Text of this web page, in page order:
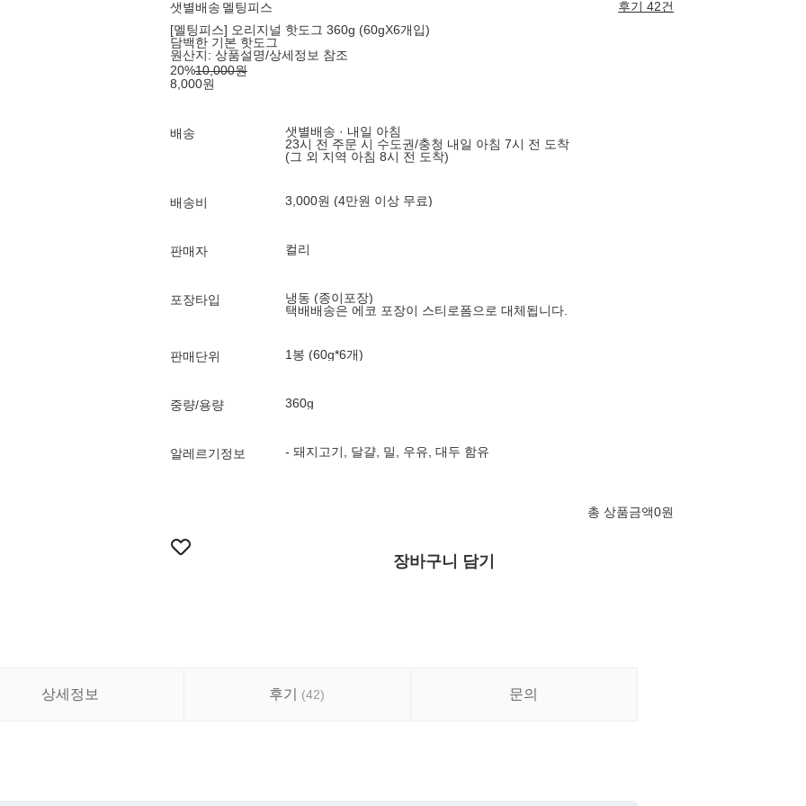
샛별배송 멜팅피스
후기 42건
[멜팅피스] 오리지널 핫도그 360g (60gX6개입)
담백한 기본 핫도그
원산지: 상품설명/상세정보 참조
20%10,000원
8,000원
배송
샛별배송 · 내일 아침
23시 전 주문 시 수도권/충청 내일 아침 7시 전 도착
(그 외 지역 아침 8시 전 도착)
배송비 3,000원 (4만원 이상 무료)
판매자 컬리
포장타입
냉동 (종이포장)
택배배송은 에코 포장이 스티로폼으로 대체됩니다.
판매단위 1봉 (60g*6개)
중량/용량 360g
알레르기정보 - 돼지고기, 달걀, 밀, 우유, 대두 함유
총 상품금액0원
장바구니 담기
상세정보 후기 (42) 문의